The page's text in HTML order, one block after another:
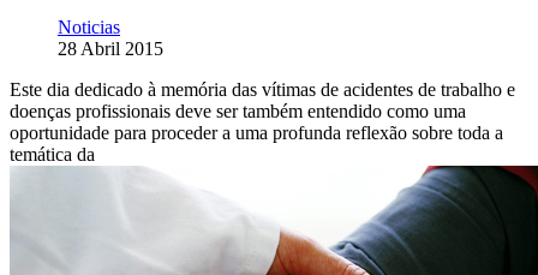
Noticias
28 Abril 2015
Este dia dedicado à memória das vítimas de acidentes de trabalho e
doenças profissionais deve ser também entendido como uma
oportunidade para proceder a uma profunda reflexão sobre toda a
temática da